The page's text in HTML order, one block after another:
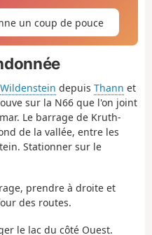
un coup de pouce
Wildenstein depuis Thann et
sur la N66 que l'on joint
Le barrage de Kruth-
de la vallée, entre les
Stationner sur le
prendre à droite et
des routes.
le lac du côté Ouest.